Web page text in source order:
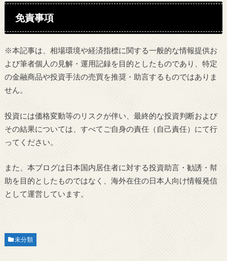
免責事項
※本記事は、相場環境や経済指標に関する一般的な情報提供お
よび筆者個人の見解・運用記録を目的としたものであり、特定
の金融商品や投資手法の売買を推奨・助言するものではありま
せん。
投資には価格変動等のリスクが伴い、最終的な投資判断および
その結果については、すべてご自身の責任（自己責任）にて行
ってください。
また、本ブログは日本国内居住者に対する投資助言・勧誘・幇
助を目的としたものではなく、海外在住の日本人向け情報発信
として運営しています。
未分類